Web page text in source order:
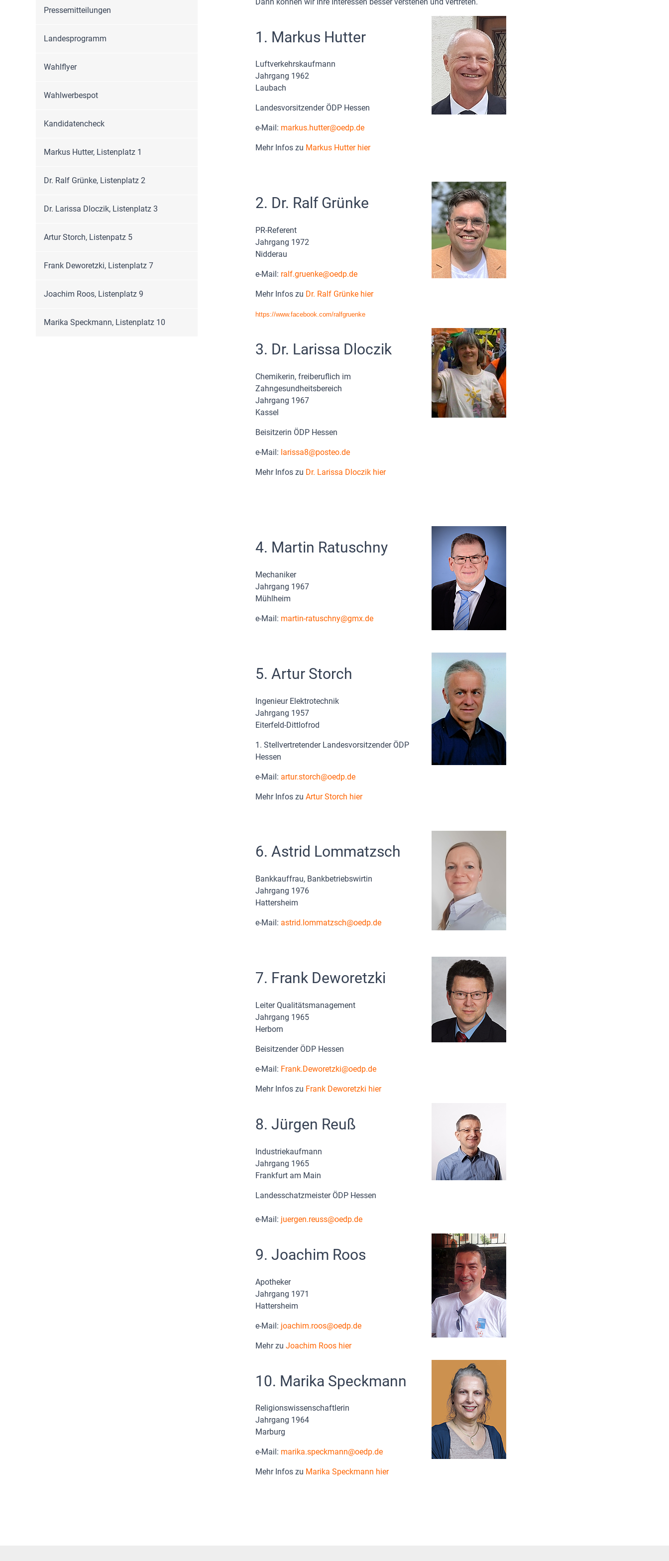
1. Markus Hutter
Luftverkehrskaufmann
Jahrgang 1962
Laubach
Landesvorsitzender ÖDP Hessen
e-Mail: markus.hutter oedp.de
Mehr Infos zu Markus Hutter hier
2. Dr. Ralf Grünke
PR-Referent
Jahrgang 1972
Nidderau
e-Mail: ralf.gruenke oedp.de
Mehr Infos zu Dr. Ralf Grünke hier
https://www.facebook.com/ralfgruenke
3. Dr. Larissa Dloczik
Chemikerin, freiberuflich im
Zahngesundheitsbereich
Jahrgang 1967
Kassel
Beisitzerin ÖDP Hessen
e-Mail: larissa8 posteo.de
Mehr Infos zu Dr. Larissa Dloczik hier
4. Martin Ratuschny
Mechaniker
Jahrgang 1967
Mühlheim
e-Mail: martin-ratuschny@gmx.de
5. Artur Storch
Ingenieur Elektrotechnik
Jahrgang 1957
Eiterfeld-Dittlofrod
1. Stellvertretender Landesvorsitzender ÖDP
Hessen
e-Mail: artur.storch oedp.de
Mehr Infos zu Artur Storch hier
6. Astrid Lommatzsch
Bankkauffrau, Bankbetriebswirtin
Jahrgang 1976
Hattersheim
e-Mail: astrid.lommatzsch oedp.de
7. Frank Deworetzki
Leiter Qualitätsmanagement
Jahrgang 1965
Herborn
Beisitzender ÖDP Hessen
e-Mail: Frank.Deworetzki@oedp.de
Mehr Infos zu Frank Deworetzki hier
8. Jürgen Reuß
Industriekaufmann
Jahrgang 1965
Frankfurt am Main
Landesschatzmeister ÖDP Hessen
e-Mail: juergen.reuss oedp.de
9. Joachim Roos
Apotheker
Jahrgang 1971
Hattersheim
e-Mail: joachim.roos oedp.de
Mehr zu Joachim Roos hier
10. Marika Speckmann
Religionswissenschaftlerin
Jahrgang 1964
Marburg
e-Mail: marika.speckmann oedp.de
Mehr Infos zu Marika Speckmann hier
Pressemitteilungen
Landesprogramm
Wahlflyer
Wahlwerbespot
Kandidatencheck
Markus Hutter, Listenplatz 1
Dr. Ralf Grünke, Listenplatz 2
Dr. Larissa Dloczik, Listenplatz 3
Artur Storch, Listenpatz 5
Frank Deworetzki, Listenplatz 7
Joachim Roos, Listenplatz 9
Marika Speckmann, Listenplatz 10